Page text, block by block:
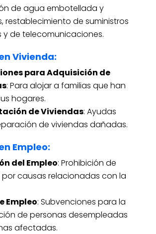
de agua embotellada y
restablecimiento de suministros
y de telecomunicaciones.
Vivienda:
para Adquisición de
: Para alojar a familias que han
hogares.
de Viviendas: Ayudas
de viviendas dañadas.
Empleo:
del Empleo: Prohibición de
causas relacionadas con la
Empleo: Subvenciones para la
de personas desempleadas
afectadas.